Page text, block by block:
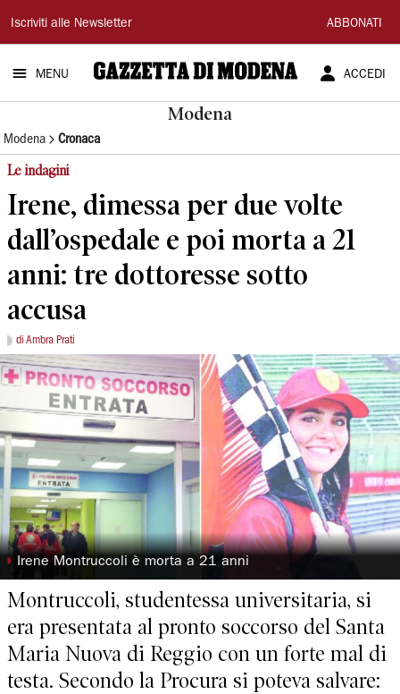
Gazzetta
di
Modena
Iscriviti alle Newsletter ABBONATI
MENU ACCEDI
Modena
Modena Cronaca
Le indagini
Irene, dimessa per due volte
dall’ospedale e poi morta a 21
anni: tre dottoresse sotto
accusa
di Ambra Prati
◗ Irene Montruccoli è morta a 21 anni
Montruccoli, studentessa universitaria, si
era presentata al pronto soccorso del Santa
Maria Nuova di Reggio con un forte mal di
testa. Secondo la Procura si poteva salvare: